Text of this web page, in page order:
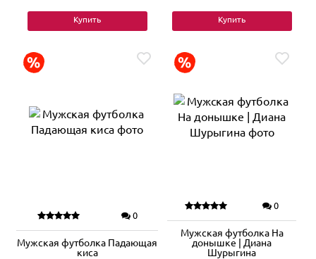
Купить Купить
0
Мужская футболка Падающая
киса
0
Мужская футболка На
донышке | Диана
Шурыгина